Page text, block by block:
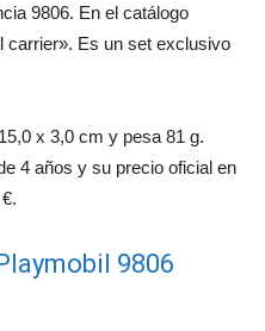
9806. En el catálogo
carrier». Es un set exclusivo
x 3,0 cm y pesa 81 g.
4 años y su precio oficial en
9806